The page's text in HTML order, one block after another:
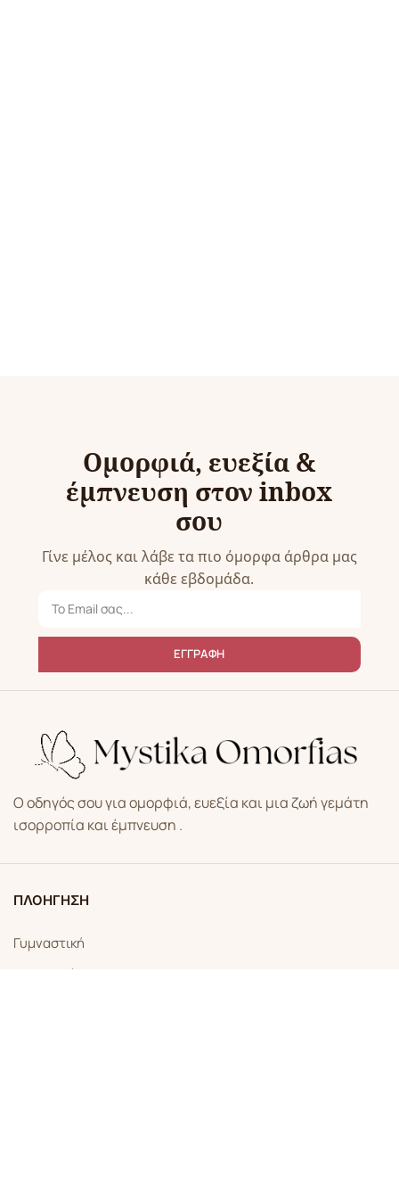
Ομορφιά, ευεξία &
έμπνευση στον inbox
σου
Γίνε μέλος και λάβε τα πιο όμορφα άρθρα μας
κάθε εβδομάδα.
ΕΓΓΡΑΦΗ
Ο οδηγός σου για ομορφιά, ευεξία και μια ζωή γεμάτη
ισορροπία και έμπνευση .
ΠΛΟΗΓΗΣΗ
Γυμναστική
Διατροφή